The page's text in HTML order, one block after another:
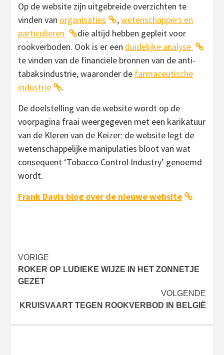
Op de website zijn uitgebreide overzichten te
vinden van organisaties ,wetenschappers en
particulieren
die altijd hebben gepleit voor
rookverboden. Ook is er een duidelijke analyse
te vinden van de financiële bronnen van de anti-
tabaksindustrie, waaronder de farmaceutische
industrie
.
De doelstelling van de website wordt op de
voorpagina fraai weergegeven met een karikatuur
van de Kleren van de Keizer: de website legt de
wetenschappelijke manipulaties bloot van wat
consequent ‘Tobacco Control Industry’ genoemd
wordt.
Frank Davis blog over de nieuwe website
Bericht
navigatie
VORIGE
ROKER OP LUDIEKE WIJZE IN HET ZONNETJE
GEZET
VOLGENDE
KRUISVAART TEGEN ROOKVERBOD IN BELGIË